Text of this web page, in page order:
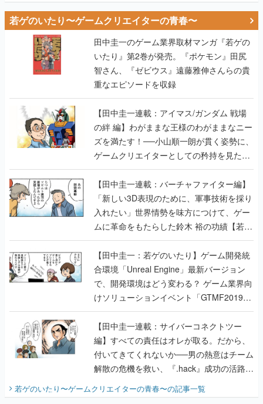
若ゲのいたり〜ゲームクリエイターの青春〜
田中圭一のゲーム業界取材マンガ『若ゲの
いたり』第2巻が発売。『ポケモン』田尻
智さん、『ゼビウス』遠藤雅伸さんらの貴
重なエピソードを収録
【田中圭一連載：アイマス/ガンダム 戦場
の絆 編】わがままな王様のわがままなニー
ズを満たす！──小山順一朗が貫く姿勢に、
ゲームクリエイターとしての矜持を見た
【若ゲのいたり最終回】
【田中圭一連載：バーチャファイター編】
「新しい3D表現のために、軍事技術を採り
入れたい」世界情勢を味方につけて、ゲー
ムに革命をもたらした鈴木 裕の功績【若ゲ
のいたり】
【田中圭一：若ゲのいたり】ゲーム開発統
合環境「Unreal Engine」最新バージョン
で、開発環境はどう変わる？ ゲーム業界向
けソリューションイベント「GTMF2019」
に行って、より理解を深めよう【PR】
【田中圭一連載：サイバーコネクトツー
編】すべての責任はオレが取る。だから、
付いてきてくれないか──男の熱意はチーム
解散の危機を救い、『.hack』成功の活路を
開く。業界の快男児・松山 洋に流れる血は
『少年ジャンプ』色だった【若ゲのいた
若ゲのいたり〜ゲームクリエイターの青春〜の記事一覧